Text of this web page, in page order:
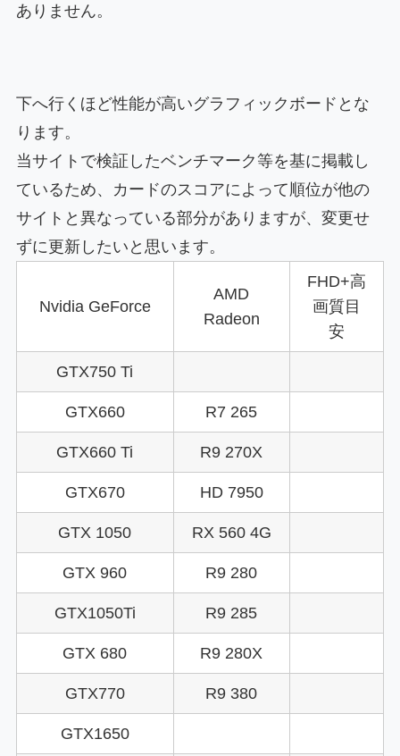
ありません。
下へ行くほど性能が高いグラフィックボードとな
ります。
当サイトで検証したベンチマーク等を基に掲載し
ているため、カードのスコアによって順位が他の
サイトと異なっている部分がありますが、変更せ
ずに更新したいと思います。
Nvidia GeForce
AMD
Radeon
FHD+高
画質目
安
GTX750 Ti
GTX660 R7 265
GTX660 Ti R9 270X
GTX670 HD 7950
GTX 1050 RX 560 4G
GTX 960 R9 280
GTX1050Ti R9 285
GTX 680 R9 280X
GTX770 R9 380
GTX1650